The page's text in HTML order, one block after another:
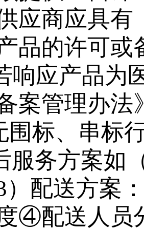
应商应具有
品的许可或
响应产品为
案管理办法
围标、串标
服务方案如
）配送方案
④配送人员